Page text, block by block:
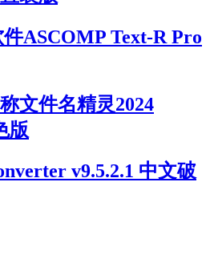
ASCOMP Text-R Pro
文件名精灵2024
版
v9.5.2.1 中文破